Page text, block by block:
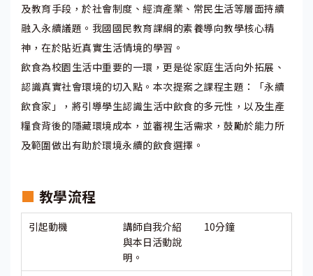
及教育手段，於社會制度、經濟產業、常民生活等層面持續
融入永續議題。我國國民教育課綱的素養導向教學核心精
神，在於貼近真實生活情境的學習。
飲食為校園生活中重要的一環，更是從家庭生活向外拓展、
認識真實社會環境的切入點。本次提案之課程主題：「永續
飲食家」，將引導學生認識生活中飲食的多元性，以及生產
糧食背後的隱藏環境成本，並審視生活需求，鼓勵於能力所
及範圍做出有助於環境永續的飲食選擇。
■ 教學流程
引起動機
講師自我介紹
與本日活動說
明。
10分鐘